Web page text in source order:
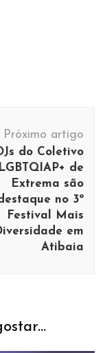
Próximo artigo
do Coletivo
LGBTQIAP+ de
Extrema são
no 3º
Festival Mais
em
Atibaia